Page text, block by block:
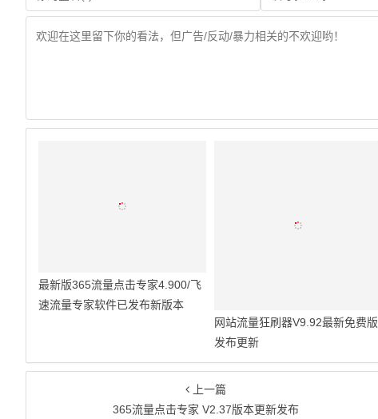
最新版365流量点击专家4.900/飞
速流量专家软件已发布新版本
网站流量狂刷器V9.92最新免费版
发布更新
上一篇
365流量点击专家 V2.37版本更新发布